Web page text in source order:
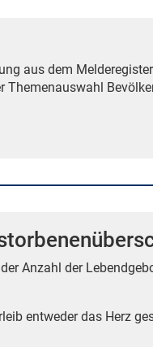
aus dem
Anzahl der
entweder das Herz